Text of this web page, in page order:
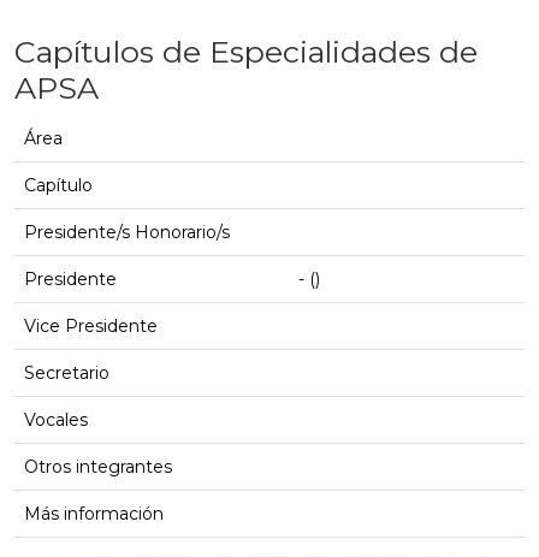
Capítulos de Especialidades de
APSA
Área
Capítulo
Presidente/s Honorario/s
Presidente - ()
Vice Presidente
Secretario
Vocales
Otros integrantes
Más información